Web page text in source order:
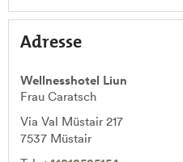
Adresse
Wellnesshotel Liun
Frau Caratsch
Via Val Müstair 217
7537 Müstair